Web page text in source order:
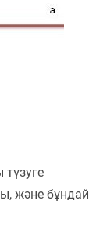
және бұндай